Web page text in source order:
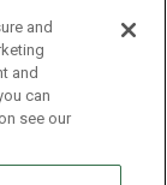
and
and
can
see our